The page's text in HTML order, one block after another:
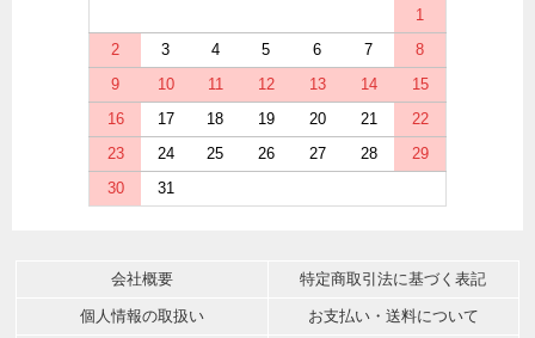
1
2
3 4 5 6 7
8
9
10 11 12 13 14
15
16
17 18 19 20 21
22
23
24 25 26 27 28
29
30
31
会社概要 特定商取引法に基づく表記
個人情報の取扱い お支払い・送料について